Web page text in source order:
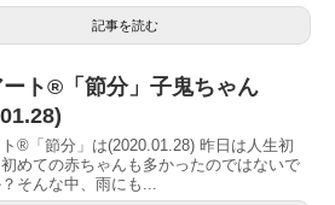
記事を読む
ト®「節分」子鬼ちゃん
®「節分」は(2020.01.28) 昨日は人生初
初めての赤ちゃんも多かったのではないで
そんな中、雨にも...